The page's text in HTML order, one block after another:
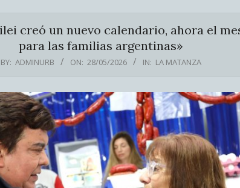
creó un nuevo calendario, ahora el
para las familias argentinas»
BY: ADMINURB ON: 28/05/2026 IN: LA MATANZA